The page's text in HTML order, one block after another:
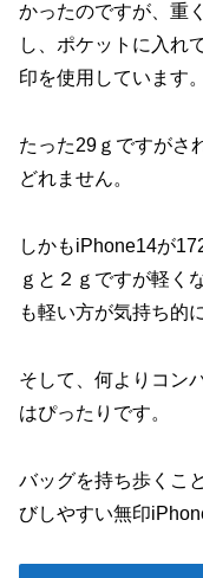
かったのですが、重
し、ポケットに入れ
印を使用しています。
たった29ｇですがさ
どれません。
しかもiPhone14が
ｇと２ｇですが軽く
も軽い方が気持ち的
そして、何よりコン
はぴったりです。
バッグを持ち歩くこ
びしやすい無印